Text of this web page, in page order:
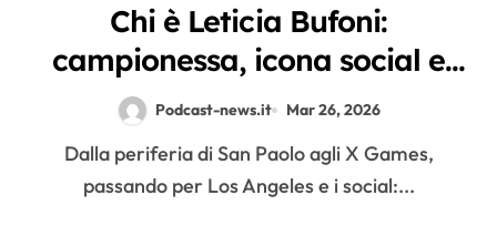
Chi è Leticia Bufoni:
campionessa, icona social e
volto “sexy” che ha
rivoluzionato lo skate
femminile
Podcast-news.it Mar 26, 2026
Dalla periferia di San Paolo agli X Games,
passando per Los Angeles e i social:...